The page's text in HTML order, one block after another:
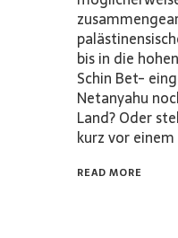
bis in die
Schin Bet-
Netanyahu
Land? Oder
kurz vor
READ MORE